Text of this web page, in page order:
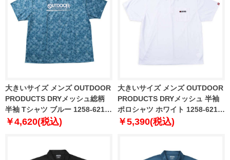
大きいサイズ メンズ OUTDOOR
PRODUCTS DRYメッシュ総柄
半袖 Tシャツ ブルー 1258-6216-
3 3L 4L 5L 6L 7L 8L
￥4,620(税込)
大きいサイズ メンズ OUTDOOR
PRODUCTS DRYメッシュ 半袖
ポロシャツ ホワイト 1258-6217-
1 3L 4L 5L 6L 7L 8L
￥5,390(税込)